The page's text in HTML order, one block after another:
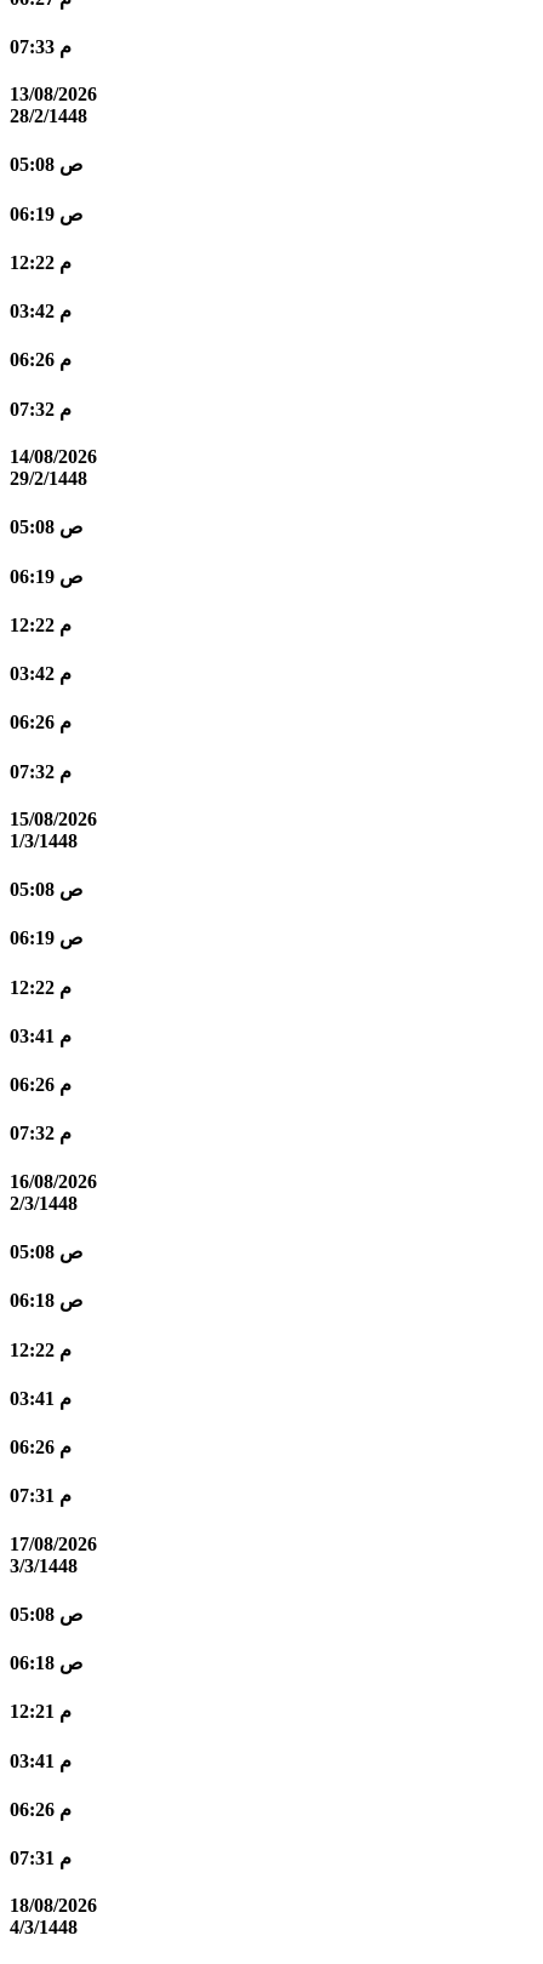
07:33 م
13/08/2026
28/2/1448
05:08 ص
06:19 ص
12:22 م
03:42 م
06:26 م
07:32 م
14/08/2026
29/2/1448
05:08 ص
06:19 ص
12:22 م
03:42 م
06:26 م
07:32 م
15/08/2026
1/3/1448
05:08 ص
06:19 ص
12:22 م
03:41 م
06:26 م
07:32 م
16/08/2026
2/3/1448
05:08 ص
06:18 ص
12:22 م
03:41 م
06:26 م
07:31 م
17/08/2026
3/3/1448
05:08 ص
06:18 ص
12:21 م
03:41 م
06:26 م
07:31 م
18/08/2026
4/3/1448